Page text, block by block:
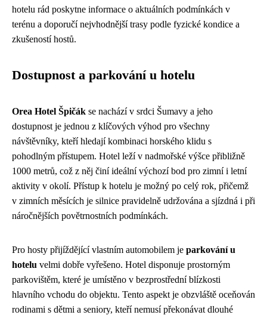
hotelu rád poskytne informace o aktuálních podmínkách v
terénu a doporučí nejvhodnější trasy podle fyzické kondice a
zkušeností hostů.
Dostupnost a parkování u hotelu
Orea Hotel Špičák se nachází v srdci Šumavy a jeho
dostupnost je jednou z klíčových výhod pro všechny
návštěvníky, kteří hledají kombinaci horského klidu s
pohodlným přístupem. Hotel leží v nadmořské výšce přibližně
1000 metrů, což z něj činí ideální výchozí bod pro zimní i letní
aktivity v okolí. Přístup k hotelu je možný po celý rok, přičemž
v zimních měsících je silnice pravidelně udržována a sjízdná i při
náročnějších povětrnostních podmínkách.
Pro hosty přijíždějící vlastním automobilem je parkování u
hotelu velmi dobře vyřešeno. Hotel disponuje prostorným
parkovištěm, které je umístěno v bezprostřední blízkosti
hlavního vchodu do objektu. Tento aspekt je obzvláště oceňován
rodinami s dětmi a seniory, kteří nemusí překonávat dlouhé